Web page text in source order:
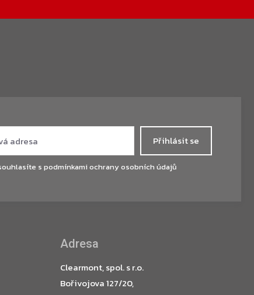
Přihlásit se
s podmínkami ochrany osobních údajů
Adresa
Clearmont, spol. s r.o.
Bořivojova 127/20,